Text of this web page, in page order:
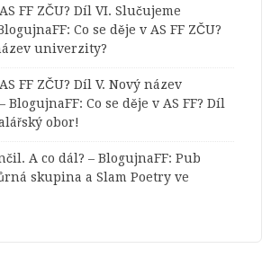
FF ZČU? Díl VI. Slučujeme
: Co se děje v AS FF ZČU?
univerzity?
FF ZČU? Díl V. Nový název
BlogujnaFF: Co se děje v AS FF? Díl
obor!
A co dál? – BlogujnaFF: Pub
skupina a Slam Poetry ve